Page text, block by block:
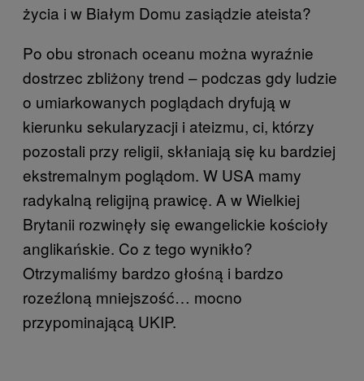
życia i w Białym Domu zasiądzie ateista?
Po obu stronach oceanu można wyraźnie
dostrzec zbliżony trend – podczas gdy ludzie
o umiarkowanych poglądach dryfują w
kierunku sekularyzacji i ateizmu, ci, którzy
pozostali przy religii, skłaniają się ku bardziej
ekstremalnym poglądom. W USA mamy
radykalną religijną prawicę. A w Wielkiej
Brytanii rozwinęły się ewangelickie kościoły
anglikańskie. Co z tego wynikło?
Otrzymaliśmy bardzo głośną i bardzo
rozeźloną mniejszość… mocno
przypominającą UKIP.